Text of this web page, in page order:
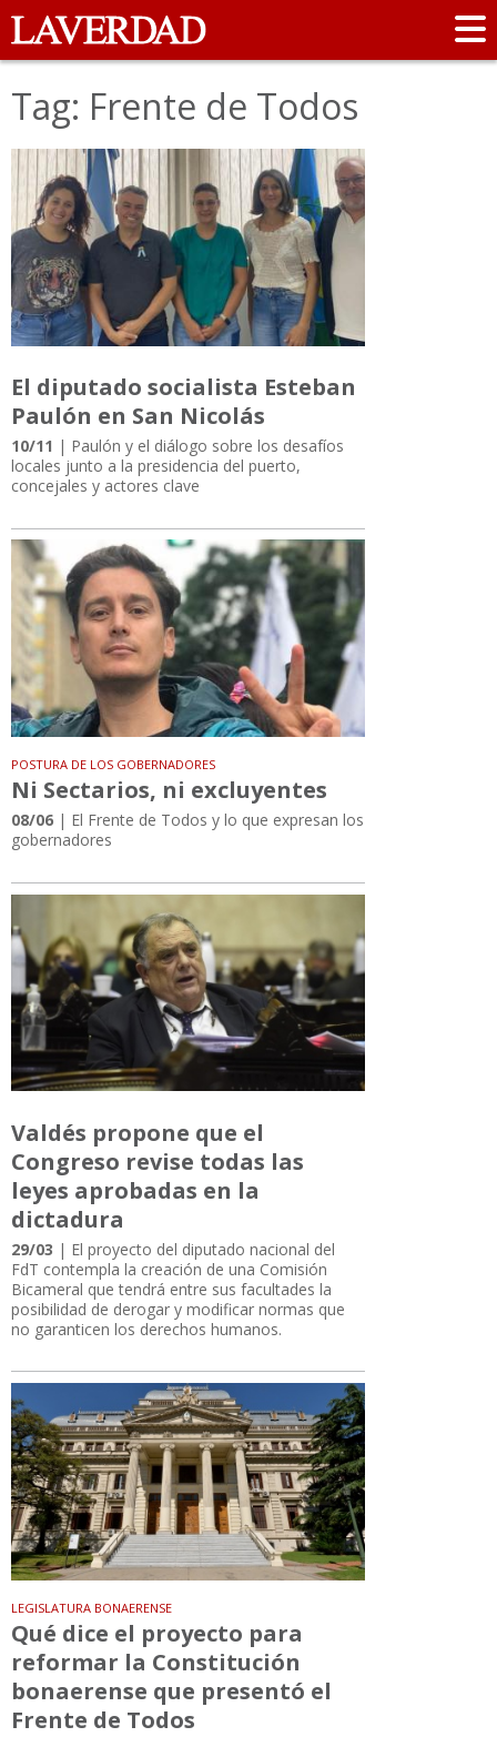
Tag: Frente de Todos
El diputado socialista Esteban
Paulón en San Nicolás
10/11 | Paulón y el diálogo sobre los desafíos
locales junto a la presidencia del puerto,
concejales y actores clave
POSTURA DE LOS GOBERNADORES
Ni Sectarios, ni excluyentes
08/06 | El Frente de Todos y lo que expresan los
gobernadores
Valdés propone que el
Congreso revise todas las
leyes aprobadas en la
dictadura
29/03 | El proyecto del diputado nacional del
FdT contempla la creación de una Comisión
Bicameral que tendrá entre sus facultades la
posibilidad de derogar y modificar normas que
no garanticen los derechos humanos.
LEGISLATURA BONAERENSE
Qué dice el proyecto para
reformar la Constitución
bonaerense que presentó el
Frente de Todos